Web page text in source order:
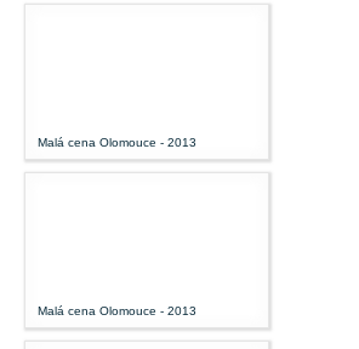
Malá cena Olomouce - 2013
Malá cena Olomouce - 2013